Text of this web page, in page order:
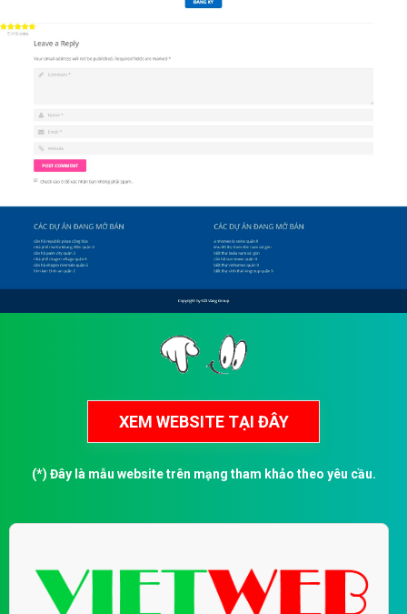
(*) Đây là mẫu website trên mạng tham khảo theo yêu cầu.